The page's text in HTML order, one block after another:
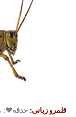
قلمرو زبانی: حدقه♥: